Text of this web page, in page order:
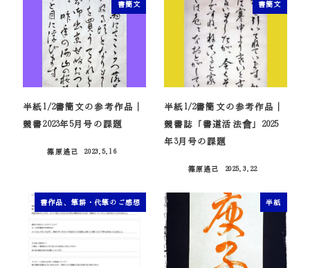
書簡文
半紙1/2書簡文の参考作品｜
競書2023年5月号の課題
篠原遙己
2023.5.16
書簡文
半紙1/2書簡文の参考作品｜
競書誌「書道活法會」2025
年3月号の課題
篠原遙己
2025.3.22
書作品、筆耕・代筆のご感想 半紙